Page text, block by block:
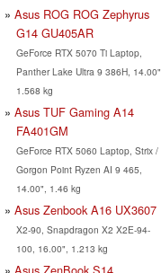
Asus ROG ROG Zephyrus
G14 GU405AR
GeForce RTX 5070 Ti Laptop,
Panther Lake Ultra 9 386H, 14.00",
1.568 kg
Asus TUF Gaming A14
FA401GM
GeForce RTX 5060 Laptop, Strix /
Gorgon Point Ryzen AI 9 465,
14.00", 1.46 kg
Asus Zenbook A16 UX3607
X2-90, Snapdragon X2 X2E-94-
100, 16.00", 1.213 kg
Asus ZenBook S14